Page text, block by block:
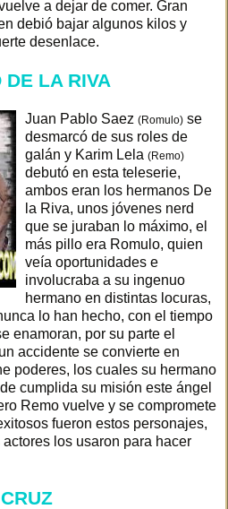
a dejar de comer. Gran
debió bajar algunos kilos y
desenlace.
DE LA RIVA
Juan Pablo Saez (Romulo) se
desmarcó de sus roles de
galán y Karim Lela (Remo)
debutó en esta teleserie,
ambos eran los hermanos De
la Riva, unos jóvenes nerd
que se juraban lo máximo, el
más pillo era Romulo, quien
veía oportunidades e
involucraba a su ingenuo
hermano en distintas locuras,
lo han hecho, con el tiempo
enamoran, por su parte el
accidente se convierte en
poderes, los cuales su hermano
cumplida su misión este ángel
Remo vuelve y se compromete
fueron estos personajes,
los usaron para hacer